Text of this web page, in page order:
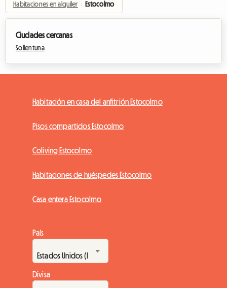
Habitaciones en alquiler › Estocolmo
Ciudades cercanas
Sollentuna
Habitación en casa del anfitrión Estocolmo
Pisos compartidos Estocolmo
Coliving Estocolmo
Habitaciones de huéspedes Estocolmo
Casa entera Estocolmo
País
Divisa